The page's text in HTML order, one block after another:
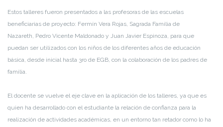
Estos talleres fueron presentados a las profesoras de las escuelas
beneficiarias de proyecto: Fermín Vera Rojas, Sagrada Familia de
Nazareth, Pedro Vicente Maldonado y Juan Javier Espinoza , para que
puedan ser utilizados con los niños de los diferentes años de educación
básica, desde inicial hasta 3ro de EGB, con la colaboración de los padres de
familia.
El docente se vuelve el eje clave en la aplicación de los talleres , ya que es
quien ha desarrollado con el estudiante la relación de confianza para la
realización de actividades académicas, en un entorno tan retador como lo ha